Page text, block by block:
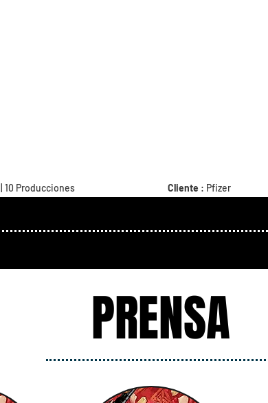
Producciones Cliente : Pfizer
Rol : Director Creativo
PRENSA